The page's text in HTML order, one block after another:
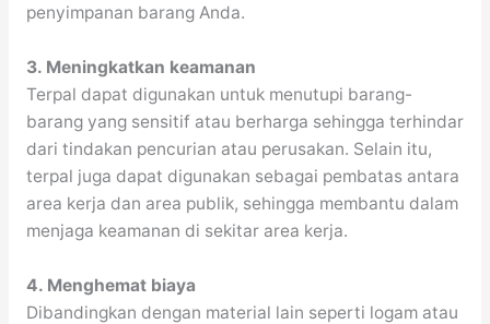
penyimpanan barang Anda.
3. Meningkatkan keamanan
Terpal dapat digunakan untuk menutupi barang-
barang yang sensitif atau berharga sehingga terhindar
dari tindakan pencurian atau perusakan. Selain itu,
terpal juga dapat digunakan sebagai pembatas antara
area kerja dan area publik, sehingga membantu dalam
menjaga keamanan di sekitar area kerja.
4. Menghemat biaya
Dibandingkan dengan material lain seperti logam atau